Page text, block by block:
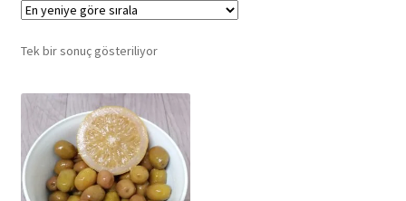
Tek bir sonuç gösteriliyor